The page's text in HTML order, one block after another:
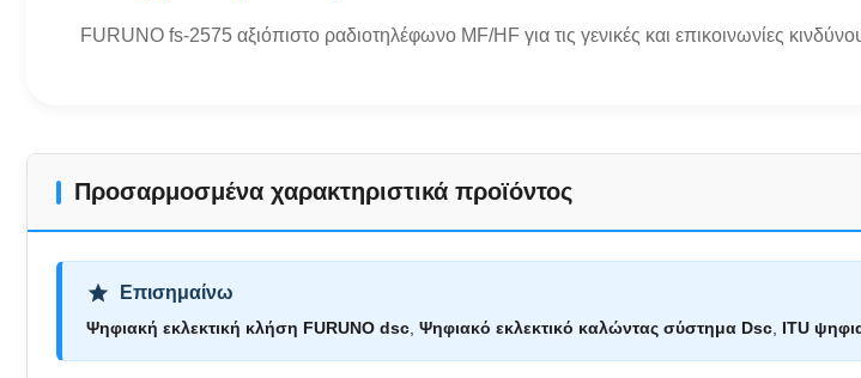
FURUNO fs-2575 αξιόπιστο ραδιοτηλέφωνο MF/HF για τις γενικές και επικοινωνίες
Προσαρμοσμένα χαρακτηριστικά προϊόντος
Επισημαίνω
Ψηφιακή εκλεκτική κλήση FURUNO dsc Ψηφιακό εκλεκτικό καλώντας σύστημα Dsc ITU